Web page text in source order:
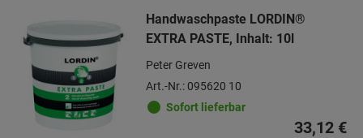
Handwaschpaste LORDIN®
EXTRA PASTE, Inhalt: 10l
Peter Greven
Art.-Nr.: 095620 10
Sofort lieferbar
33,12 €